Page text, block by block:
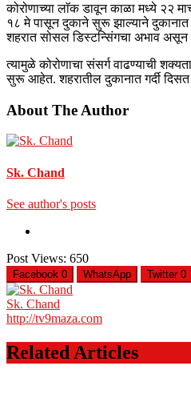
कोरोणाच्या लाॅक डावून काळा मध्ये २२
१८ मे पासून दुकाने सुरू झाल्याने दुकानात
शहरात सोसल डिस्टन्सिंगचा अभाव असून
त्यामुळे कोरोणाचा संसर्ग वाढण्याची
सुरू आहेत. शहरातील दुकानात गर्दी
About The Author
Sk. Chand
See author's posts
Post Views: 650
Facebook 0 WhatsApp Twitter 0
Sk. Chand
http://tv9maza.com
Related Articles